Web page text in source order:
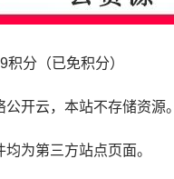
积分（已免积分）
公开云，本站不存储资源。
为第三方站点页面。